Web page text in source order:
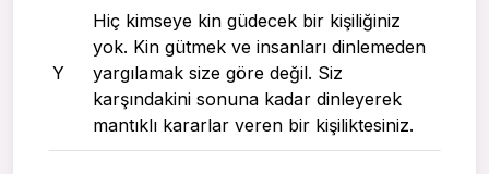
Y
Hiç kimseye kin güdecek bir kişiliğiniz
yok. Kin gütmek ve insanları dinlemeden
yargılamak size göre değil. Siz
karşındakini sonuna kadar dinleyerek
mantıklı kararlar veren bir kişiliktesiniz.